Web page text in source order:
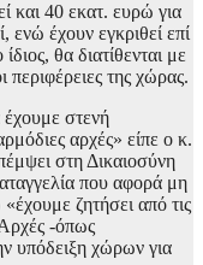
και 40 εκατ. ευρώ για
έχουν εγκριθεί επί
θα διατίθενται με
της χώρας.
στενή
αρχές» είπε ο κ.
στη Δικαιοσύνη
που αφορά μη
ζητήσει από τις
Αρχές -όπως
υπόδειξη χώρων για